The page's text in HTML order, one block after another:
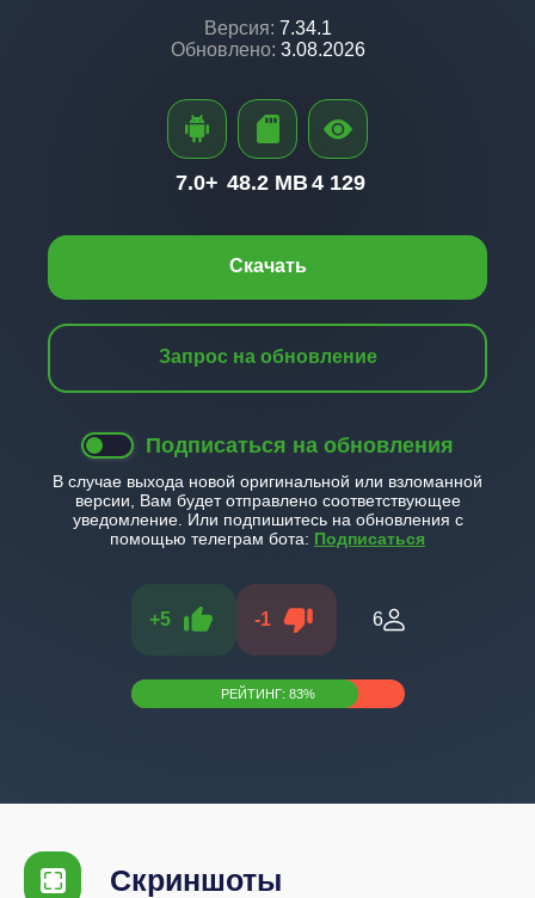
Версия: 7.34.1
Обновлено: 3.08.2026
Скачать
Запрос на обновление
Подписаться на обновления
В случае выхода новой оригинальной или взломанной
версии, Вам будет отправлено соответствующее
уведомление. Или подпишитесь на обновления с
помощью телеграм бота: Подписаться
+5 -1 6
РЕЙТИНГ: 83%
7.0+ 48.2 MB4 129
Скриншоты